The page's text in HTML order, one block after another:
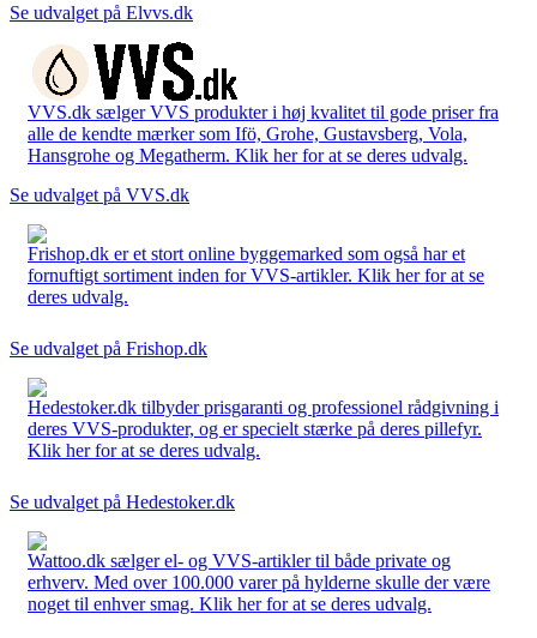
Se udvalget på Elvvs.dk
VVS.dk sælger VVS produkter i høj kvalitet til gode priser fra
alle de kendte mærker som Ifö, Grohe, Gustavsberg, Vola,
Hansgrohe og Megatherm. Klik her for at se deres udvalg.
Se udvalget på VVS.dk
Frishop.dk er et stort online byggemarked som også har et
fornuftigt sortiment inden for VVS-artikler. Klik her for at se
deres udvalg.
Se udvalget på Frishop.dk
Hedestoker.dk tilbyder prisgaranti og professionel rådgivning i
deres VVS-produkter, og er specielt stærke på deres pillefyr.
Klik her for at se deres udvalg.
Se udvalget på Hedestoker.dk
Wattoo.dk sælger el- og VVS-artikler til både private og
erhverv. Med over 100.000 varer på hylderne skulle der være
noget til enhver smag. Klik her for at se deres udvalg.